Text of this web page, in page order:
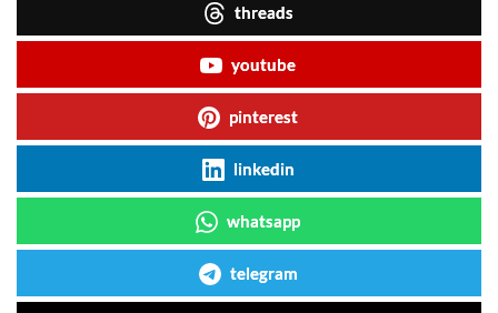
threads
youtube
pinterest
linkedin
whatsapp
telegram